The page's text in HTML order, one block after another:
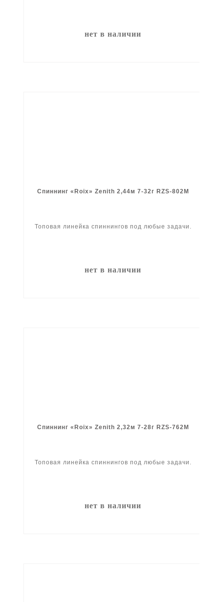
нет в наличии
Спиннинг «Roix» Zenith 2,44м 7-32г RZS-802M
Топовая линейка спиннингов под любые задачи.
нет в наличии
Спиннинг «Roix» Zenith 2,32м 7-28г RZS-762M
Топовая линейка спиннингов под любые задачи.
нет в наличии